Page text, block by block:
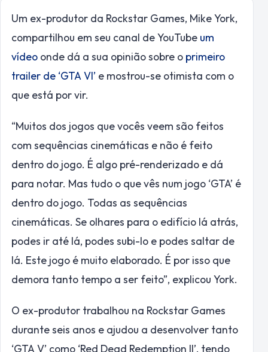
Um ex-produtor da Rockstar Games, Mike York,
compartilhou em seu canal de YouTube um
vídeo onde dá a sua opinião sobre o primeiro
trailer de ‘GTA VI’ e mostrou-se otimista com o
que está por vir.
“Muitos dos jogos que vocês veem são feitos
com sequências cinemáticas e não é feito
dentro do jogo. É algo pré-renderizado e dá
para notar. Mas tudo o que vês num jogo ‘GTA’ é
dentro do jogo. Todas as sequências
cinemáticas. Se olhares para o edifício lá atrás,
podes ir até lá, podes subi-lo e podes saltar de
lá. Este jogo é muito elaborado. É por isso que
demora tanto tempo a ser feito”, explicou York.
O ex-produtor trabalhou na Rockstar Games
durante seis anos e ajudou a desenvolver tanto
‘GTA V’ como ‘Red Dead Redemption II’, tendo